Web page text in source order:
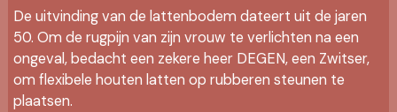
De uitvinding van de lattenbodem dateert uit de jaren
50. Om de rugpijn van zijn vrouw te verlichten na een
ongeval, bedacht een zekere heer DEGEN, een Zwitser,
om flexibele houten latten op rubberen steunen te
plaatsen.